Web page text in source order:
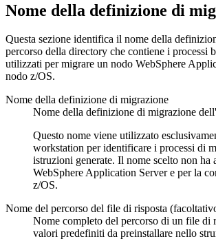
Nome della definizione di
Questa sezione identifica il nome della
percorso della directory che contiene i processi
utilizzati per migrare un nodo WebSphere
nodo z/OS.
Nome della definizione di migrazione
Nome della definizione di migrazione
Questo nome viene utilizzato
workstation per identificare i processi di
istruzioni generate. Il nome scelto non ha
WebSphere Application Servere per la
z/OS.
Nome del percorso del file di risposta
Nome completo del percorso di un file di
valori predefiniti da preinstallare nello